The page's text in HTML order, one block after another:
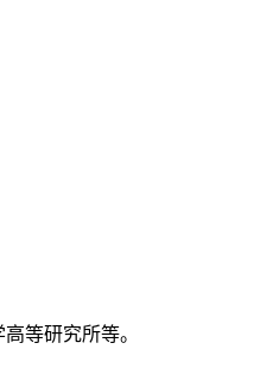
等研究所等。